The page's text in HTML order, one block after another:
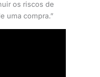
os riscos de
uma compra.”